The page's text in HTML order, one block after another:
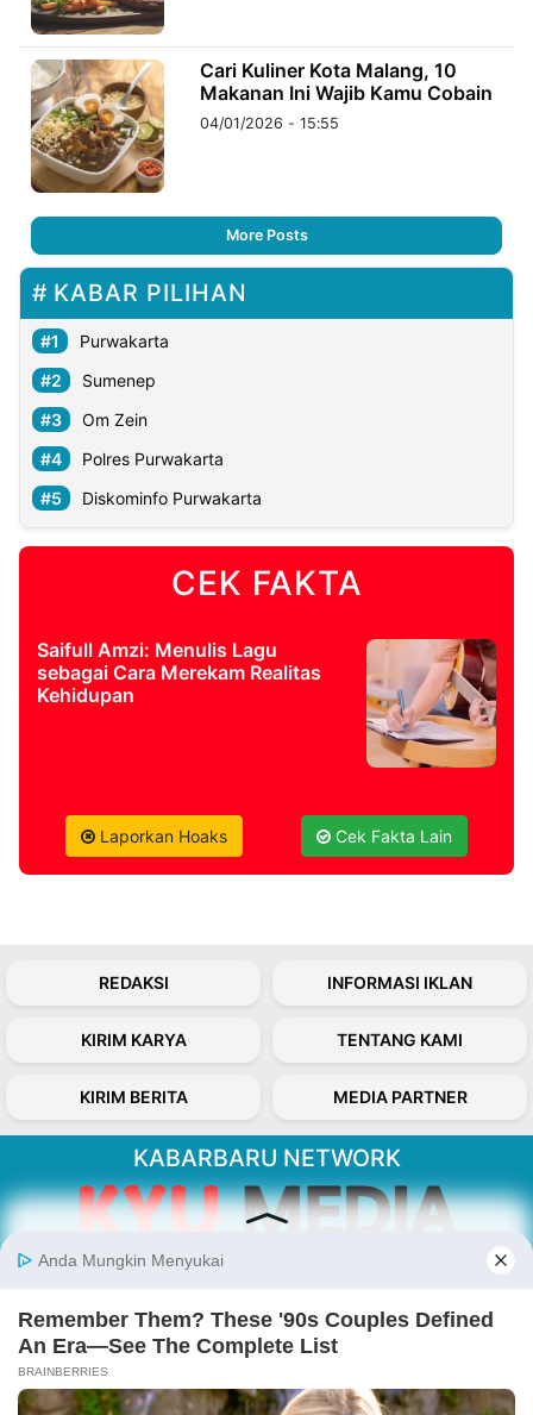
Cari Kuliner Kota Malang, 10
Makanan Ini Wajib Kamu Cobain
04/01/2026 - 15:55
More Posts
KABAR PILIHAN
Purwakarta
Sumenep
Om Zein
Polres Purwakarta
Diskominfo Purwakarta
CEK FAKTA
Saifull Amzi: Menulis Lagu
sebagai Cara Merekam Realitas
Kehidupan
Laporkan Hoaks Cek Fakta Lain
REDAKSI INFORMASI IKLAN
KIRIM KARYA TENTANG KAMI
KIRIM BERITA MEDIA PARTNER
KABARBARU NETWORK
Kabarbaru.co menyajikan berita aktual dan
inspiratif dari sudut pandang berbaik sangka